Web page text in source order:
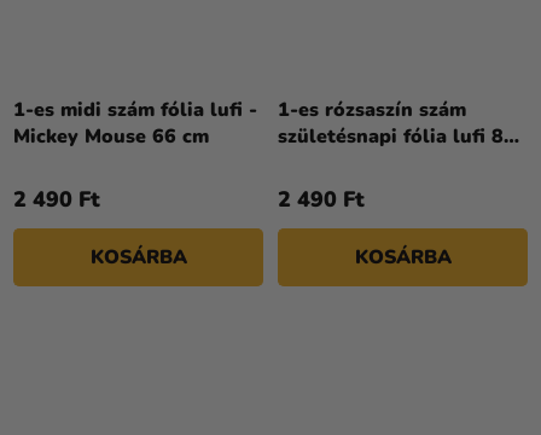
1-es midi szám fólia lufi -
Mickey Mouse 66 cm
termék
átlagos
5,0
csillag.
2 490 Ft
KOSÁRBA
1-es rózsaszín szám
születésnapi fólia lufi 86
2 490 Ft
KOSÁRBA